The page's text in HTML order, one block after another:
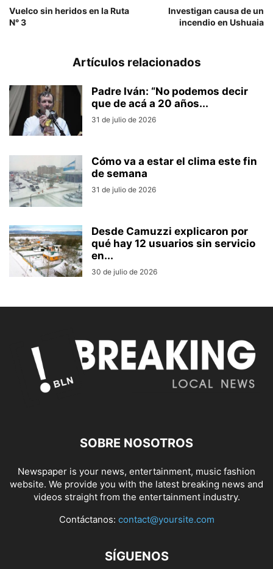
Vuelco sin heridos en la Ruta
N° 3
Investigan causa de un
incendio en Ushuaia
Artículos relacionados
Padre Iván: “No podemos decir
que de acá a 20 años...
31 de julio de 2026
Cómo va a estar el clima este fin
de semana
31 de julio de 2026
Desde Camuzzi explicaron por
qué hay 12 usuarios sin servicio
en...
30 de julio de 2026
SOBRE NOSOTROS
Newspaper is your news, entertainment, music fashion
website. We provide you with the latest breaking news and
videos straight from the entertainment industry.
Contáctanos: contact@yoursite.com
SÍGUENOS